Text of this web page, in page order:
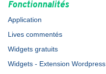
Fonctionnalités
Application
Lives commentés
Widgets gratuits
Widgets - Extension Wordpress